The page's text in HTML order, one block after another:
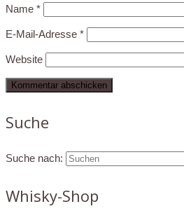
Name *
E-Mail-Adresse *
Website
Suche
Suche nach:
Whisky-Shop